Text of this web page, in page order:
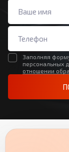
Заполняя
персональных
отношении